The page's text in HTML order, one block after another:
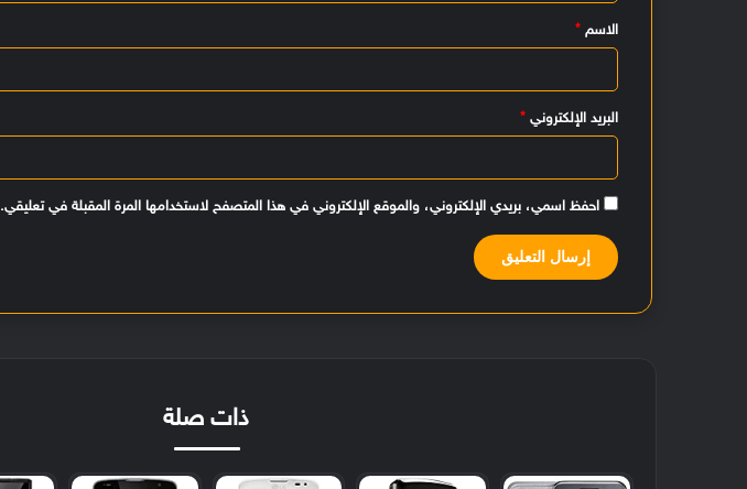
الاسم*
البريد الإلكتروني*
احفظ اسمي، بريدي الإلكتروني، والموقع الإلكتروني في هذا المتصفح لاستخدامها المرة المقبلة في تعليقي.
ذات صلة